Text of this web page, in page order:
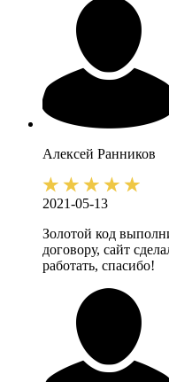
Алексей Ранников
2021-05-13
Золотой код
договору, сайт
работать, спасибо!